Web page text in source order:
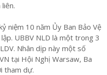
niệm 10 năm Ủy Ban Bảo Vệ
UBBV NLD là một trong 3
Nhân dịp này một số
tại Hội Nghị Warsaw, Ba
tham dự.